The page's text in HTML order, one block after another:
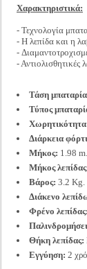
Χαρακτηριστικά:
- Τεχνολογία
- Η λεπίδα και η
-
- Αντιολισθητικές
Τάση
Τύπος
Χωρητικότητα
Διάρκεια
Μήκος: 1.98 m.
Μήκος
Βάρος: 3.2 Kg.
Διάκενο
Φρένο λεπίδας:
Θήκη λεπίδας:
Εγγύηση: 2